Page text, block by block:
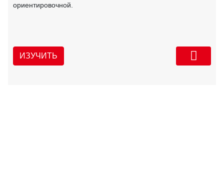
ориентировочной.
ИЗУЧИТЬ